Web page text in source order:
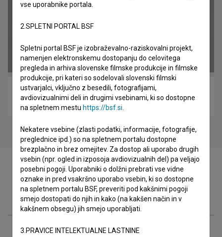
Bizgeci: Nespečnost (2009)
otroški
Festivalske izdaje
Razširjeni podatki
vse uporabnike portala.
2.SPLETNI PORTAL BSF
Spletni portal BSF je izobraževalno-raziskovalni projekt,
namenjen elektronskemu dostopanju do celovitega
pregleda in arhiva slovenske filmske produkcije in filmske
produkcije, pri kateri so sodelovali slovenski filmski
ustvarjalci, vključno z besedili, fotografijami,
avdiovizualnimi deli in drugimi vsebinami, ki so dostopne
na spletnem mestu https://bsf.si
Nekatere vsebine (zlasti podatki, informacije, fotografije,
preglednice ipd.) so na spletnem portalu dostopne
brezplačno in brez omejitev. Za dostop ali uporabo drugih
vsebin (npr. ogled in izposoja avdiovizualnih del) pa veljajo
posebni pogoji. Uporabniki o dolžni prebrati vse vidne
oznake in pred vsakršno uporabo vsebin, ki so dostopne
na spletnem portalu BSF, preveriti pod kakšnimi pogoji
smejo dostopati do njih in kako (na kakšen način in v
kakšnem obsegu) jih smejo uporabljati.
3.PRAVICE INTELEKTUALNE LASTNINE